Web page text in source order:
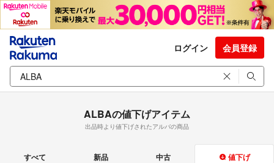
ログイン 会員登録
ALBAの値下げアイテム
出品時より値下げされたアルバの商品
すべて 新品 中古 値下げ